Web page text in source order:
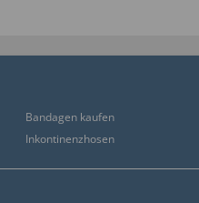
Bandagen kaufen
Inkontinenzhosen